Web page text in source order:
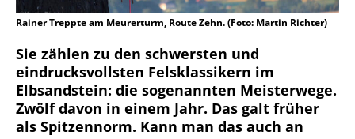
Rainer Treppte am Meurerturm, Route Zehn. (Foto: Martin Richter)
Sie zählen zu den schwersten und
eindrucksvollsten Felsklassikern im
Elbsandstein: die sogenannten Meisterwege.
Zwölf davon in einem Jahr. Das galt früher
als Spitzennorm. Kann man das auch an